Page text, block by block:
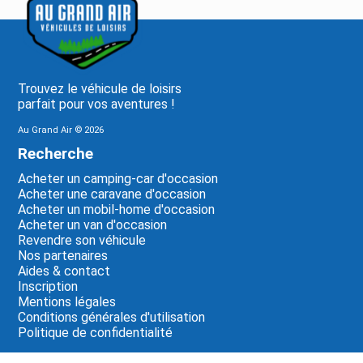
Trouvez le véhicule de loisirs
parfait pour vos aventures !
Au Grand Air © 2026
Recherche
Acheter un camping-car d'occasion
Acheter une caravane d'occasion
Acheter un mobil-home d'occasion
Acheter un van d'occasion
Revendre son véhicule
Nos partenaires
Aides & contact
Inscription
Mentions légales
Conditions générales d'utilisation
Politique de confidentialité